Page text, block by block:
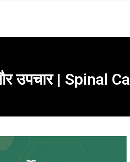
उपचार | Spinal